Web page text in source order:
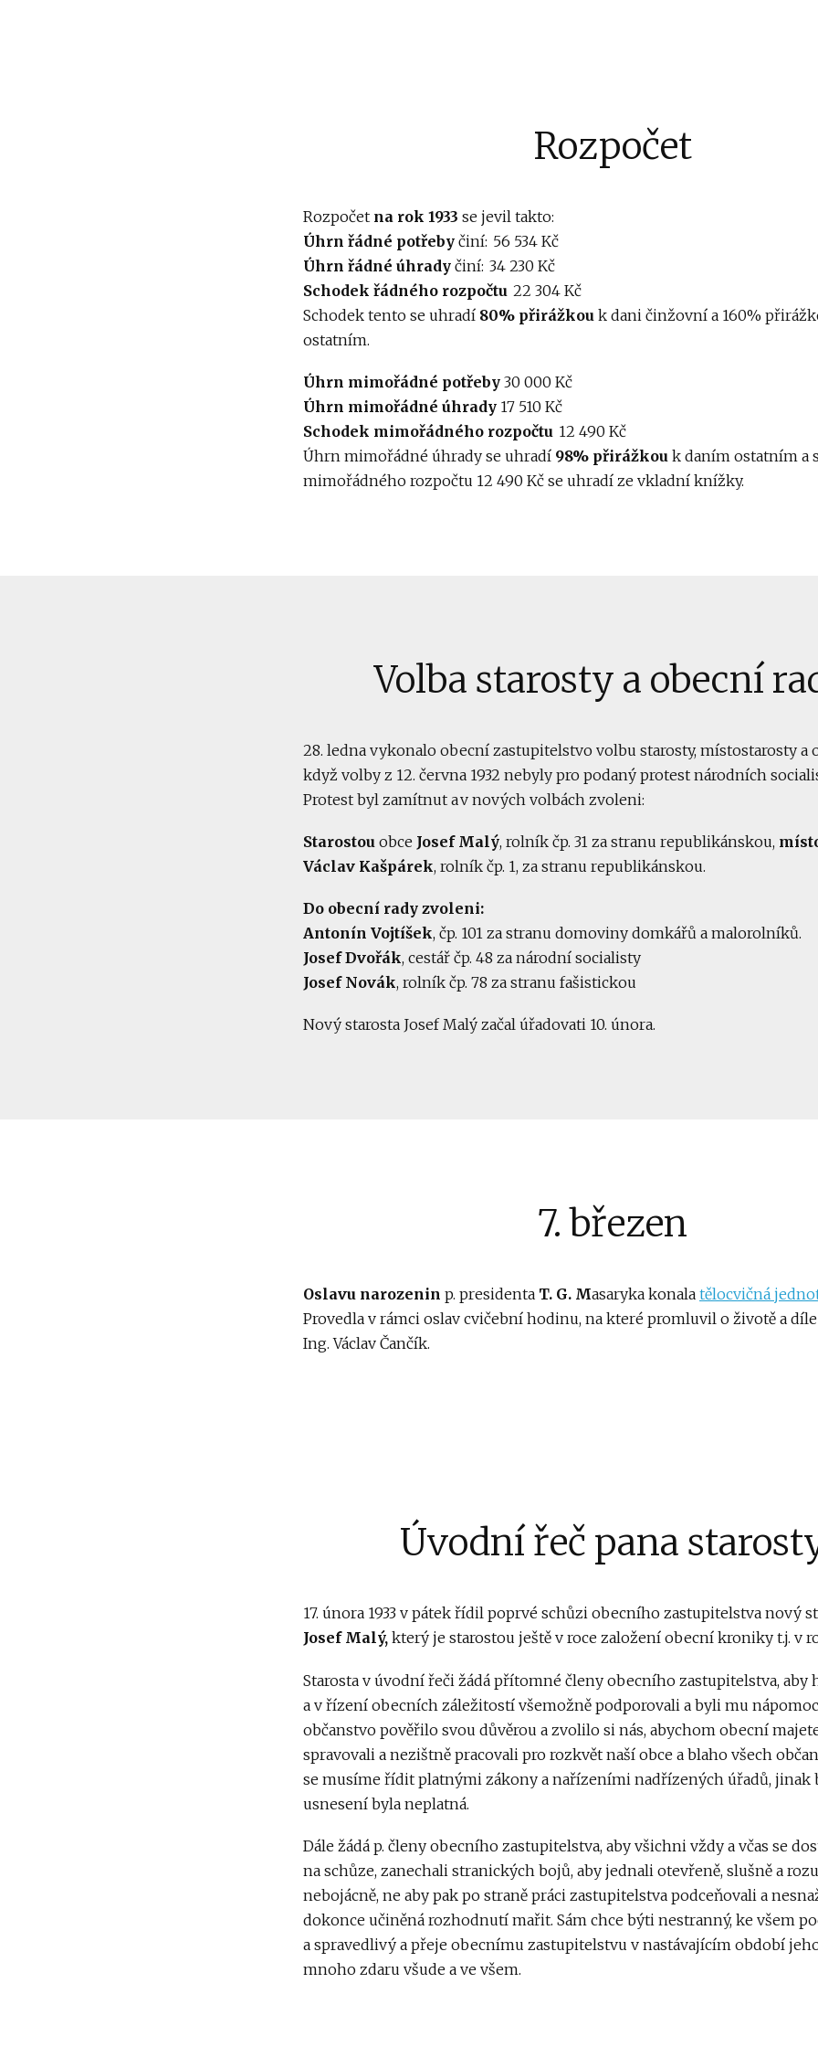
Rozpočet
Rozpočet na rok 1933 se jevil takto:
Úhrn řádné potřeby činí: 56 534 Kč
Úhrn řádné úhrady činí: 34 230 Kč
Schodek řádného rozpočtu 22 304 Kč
Schodek tento se uhradí 80% přirážkou k dani činžovní a 160%
ostatním.
Úhrn mimořádné potřeby 30 000 Kč
Úhrn mimořádné úhrady 17 510 Kč
Schodek mimořádného rozpočtu 12 490 Kč
Úhrn mimořádné úhrady se uhradí 98% přirážkou k daním ostatním a
mimořádného rozpočtu 12 490 Kč se uhradí ze vkladní knížky.
Volba starosty a obecní
28. ledna vykonalo obecní zastupitelstvo volbu starosty, místostarosty a
když volby z 12. června 1932 nebyly pro podaný protest národních
Protest byl zamítnut a v nových volbách zvoleni:
Starostou obce Josef Malý, rolník čp. 31 za stranu republikánskou,
Václav Kašpárek, rolník čp. 1, za stranu republikánskou.
Do obecní rady zvoleni:
Antonín Vojtíšek, čp. 101 za stranu domoviny domkářů a malorolníků.
Josef Dvořák, cestář čp. 48 za národní socialisty
Josef Novák, rolník čp. 78 za stranu fašistickou
Nový starosta Josef Malý začal úřadovati 10. února.
7. březen
Oslavu narozenin p. presidenta T. G. Masaryka konala tělocvičná
Provedla v rámci oslav cvičební hodinu, na které promluvil o životě a
Ing. Václav Čančík.
Úvodní řeč pana
17. února 1933 v pátek řídil poprvé schůzi obecního zastupitelstva nový
Josef Malý, který je starostou ještě v roce založení obecní kroniky t.j. v
Starosta v úvodní řeči žádá přítomné členy obecního zastupitelstva, aby
a v řízení obecních záležitostí všemožně podporovali a byli mu
občanstvo pověřilo svou důvěrou a zvolilo si nás, abychom obecní
spravovali a nezištně pracovali pro rozkvět naší obce a blaho všech
se musíme řídit platnými zákony a nařízeními nadřízených úřadů, jinak
usnesení byla neplatná.
Dále žádá p. členy obecního zastupitelstva, aby všichni vždy a včas se
na schůze, zanechali stranických bojů, aby jednali otevřeně, slušně a
nebojácně, ne aby pak po straně práci zastupitelstva podceňovali a
dokonce učiněná rozhodnutí mařit. Sám chce býti nestranný, ke všem
a spravedlivý a přeje obecnímu zastupitelstvu v nastávajícím období
mnoho zdaru všude a ve všem.